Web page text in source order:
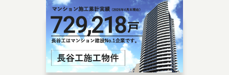
駒沢店が移転のうえ、三軒茶屋店としてオープン
しました。世田谷区、目黒区（一部）、狛江市
のお住まいのご売却、 ご購入をご検討の方は、
是非ご相談ください。 フリーダイアル（0120-
875-845）よりお気軽にどうぞ！